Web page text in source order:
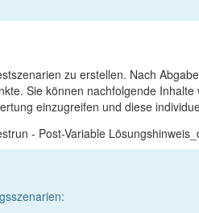
zu erstellen. Nach
Sie können nachfolgende
einzugreifen und diese